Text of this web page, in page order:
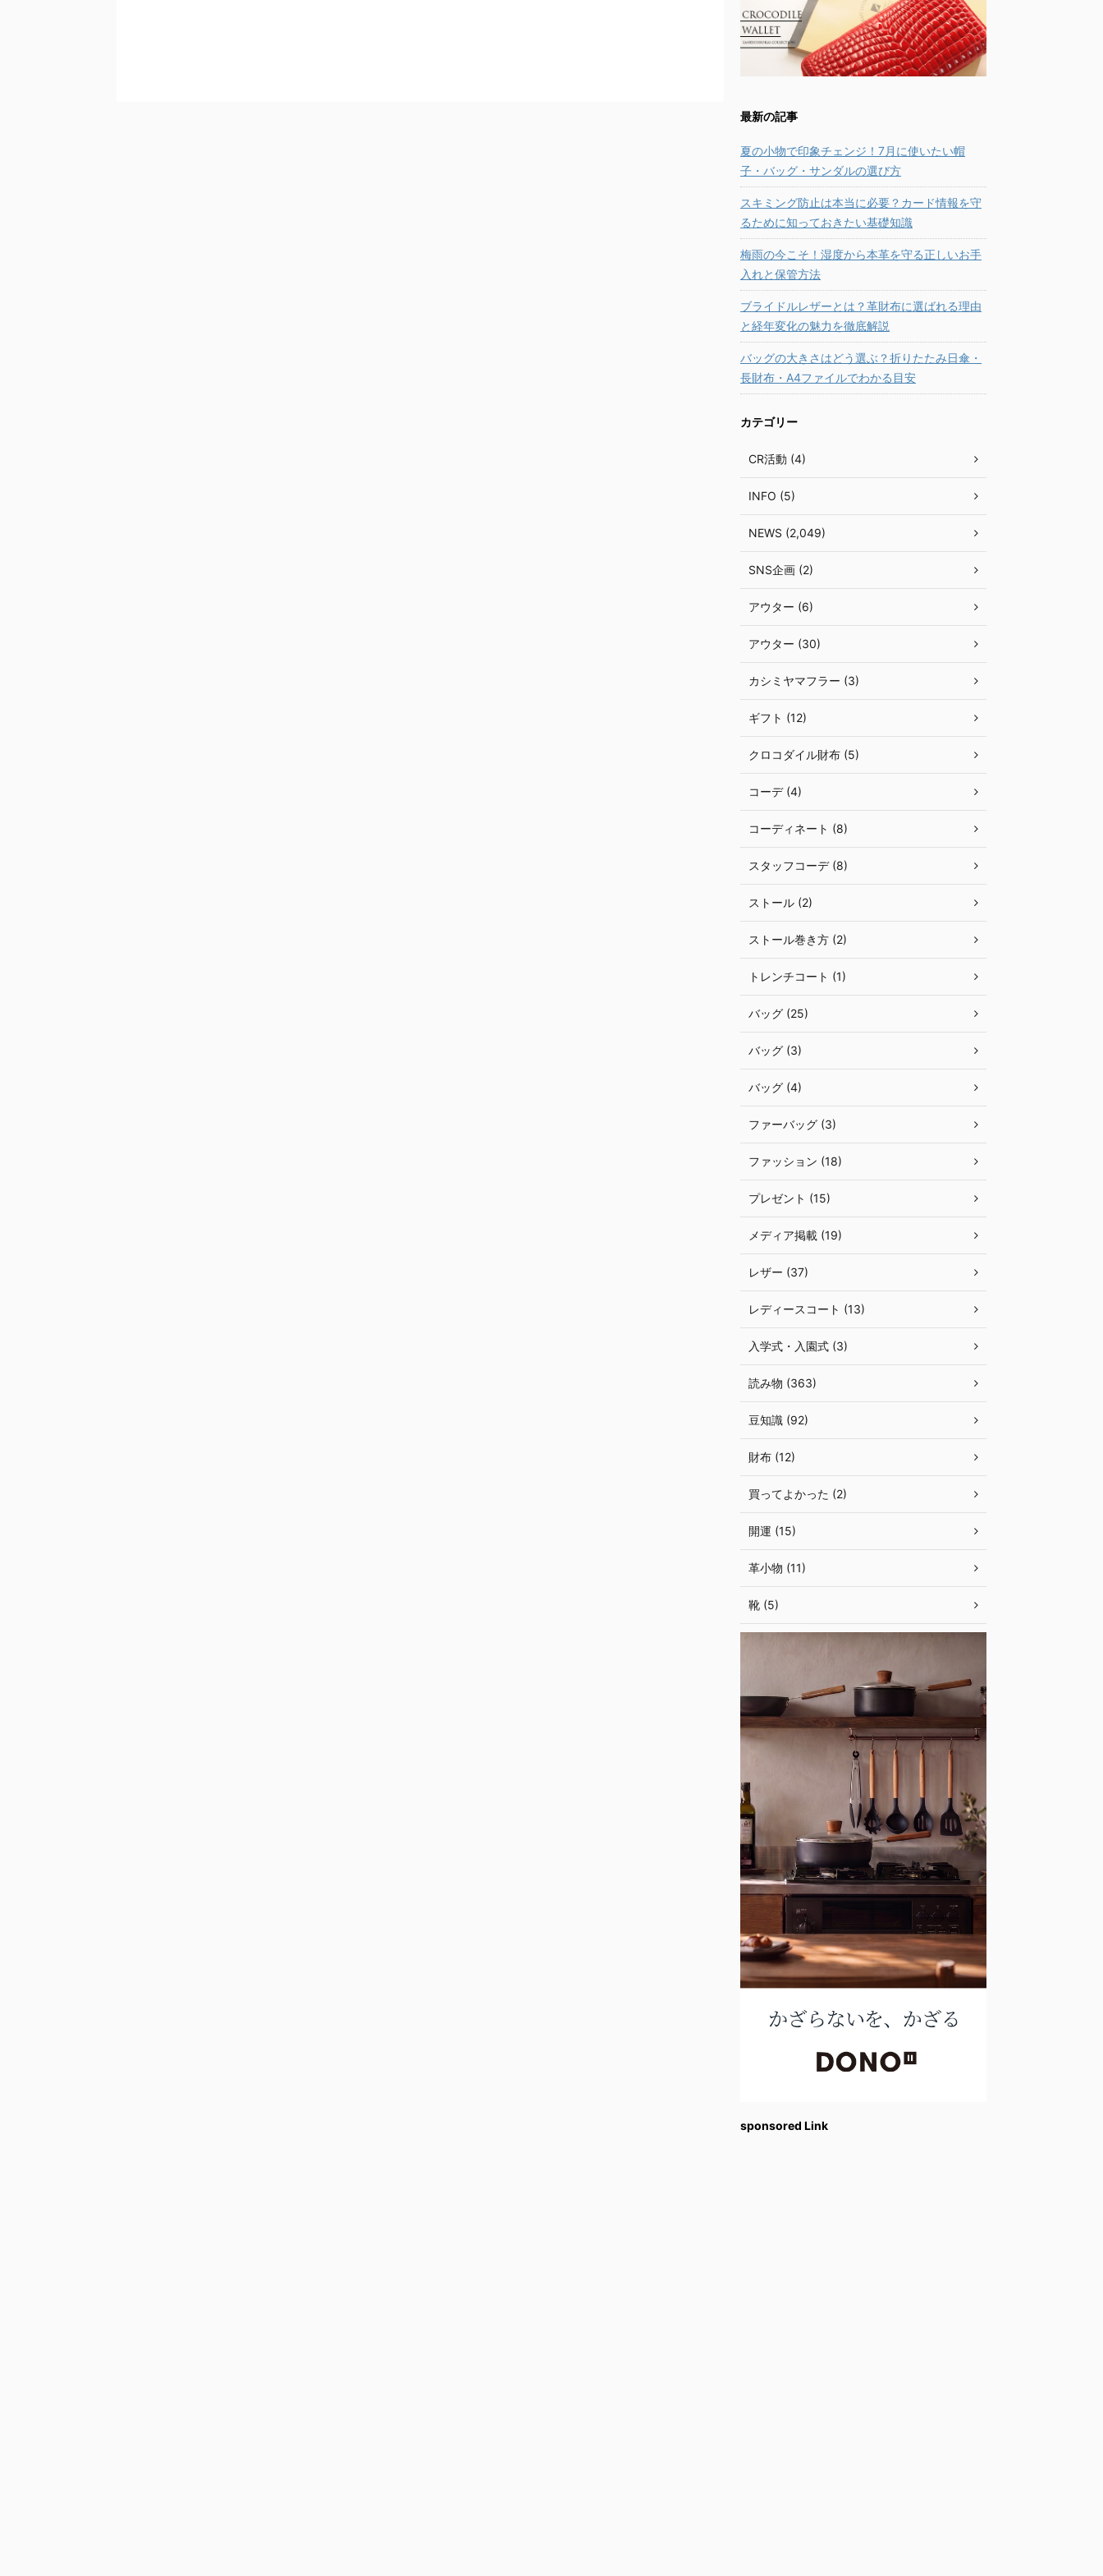
最新の記事
夏の小物で印象チェンジ！7月に使いたい帽
子・バッグ・サンダルの選び方
スキミング防止は本当に必要？カード情報を守
るために知っておきたい基礎知識
梅雨の今こそ！湿度から本革を守る正しいお手
入れと保管方法
ブライドルレザーとは？革財布に選ばれる理由
と経年変化の魅力を徹底解説
バッグの大きさはどう選ぶ？折りたたみ日傘・
長財布・A4ファイルでわかる目安
カテゴリー
CR活動 (4)
INFO (5)
NEWS (2,049)
SNS企画 (2)
アウター (6)
アウター (30)
カシミヤマフラー (3)
ギフト (12)
クロコダイル財布 (5)
コーデ (4)
コーディネート (8)
スタッフコーデ (8)
ストール (2)
ストール巻き方 (2)
トレンチコート (1)
バッグ (25)
バッグ (3)
バッグ (4)
ファーバッグ (3)
ファッション (18)
プレゼント (15)
メディア掲載 (19)
レザー (37)
レディースコート (13)
入学式・入園式 (3)
読み物 (363)
豆知識 (92)
財布 (12)
買ってよかった (2)
開運 (15)
革小物 (11)
靴 (5)
sponsored Link